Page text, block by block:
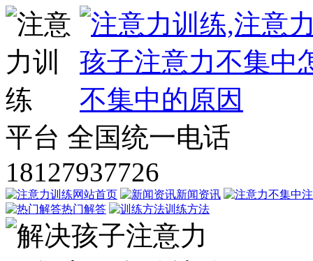
平台 全国统一电话
18127937726
网站首页 新闻资讯
热门解答
训练方法